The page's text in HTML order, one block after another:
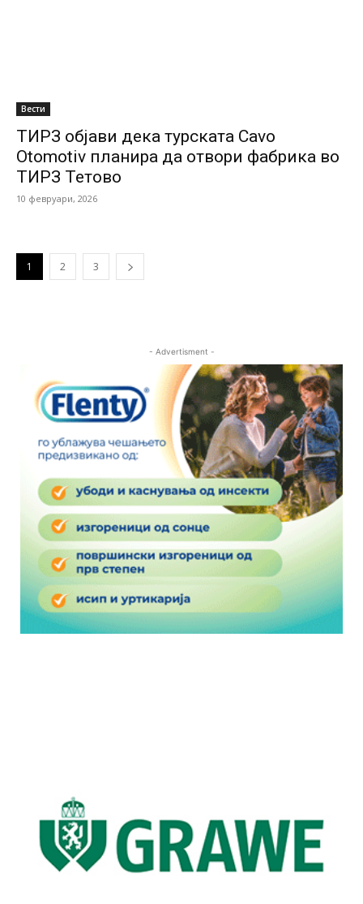
Вести
ТИРЗ објави дека турската Cavo
Otomotiv планира да отвори фабрика во
ТИРЗ Тетово
10 февруари, 2026
1 2 3
- Advertisment -